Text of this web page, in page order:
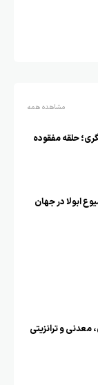
مشاهده همه
حلقه مفقوده
و ترانزیتی